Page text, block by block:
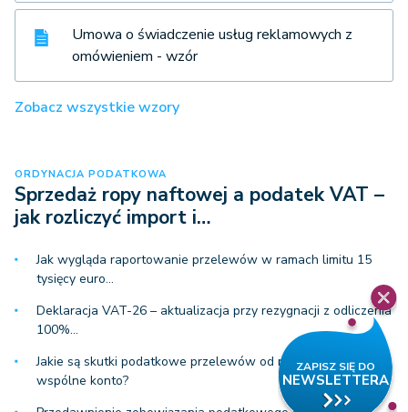
Umowa o świadczenie usług reklamowych z
omówieniem - wzór
Zobacz wszystkie wzory
ORDYNACJA PODATKOWA
Sprzedaż ropy naftowej a podatek VAT –
jak rozliczyć import i…
Jak wygląda raportowanie przelewów w ramach limitu 15
tysięcy euro…
Deklaracja VAT-26 – aktualizacja przy rezygnacji z odliczenia
100%…
Jakie są skutki podatkowe przelewów od narzeczonego na
wspólne konto?